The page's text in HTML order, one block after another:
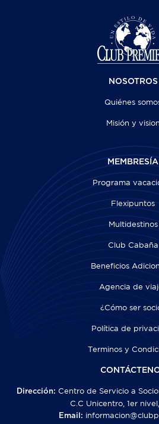
NOSOTROS
Quiénes
Misión y vision
MEMBRESÍA
Programa
Flexipuntos
Multidestinos
Club Cabaña
Beneficios
Agencia de
¿Cómo ser
Política de
Terminos y
Dirección: Centro de Servicio a
C.C Unicentro, 1er
Email: